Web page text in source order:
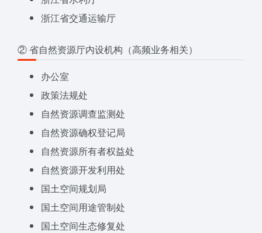
浙江省交通运输厅
② 省自然资源厅内设机构（高频业务相关）
办公室
政策法规处
自然资源调查监测处
自然资源确权登记局
自然资源所有者权益处
自然资源开发利用处
国土空间规划局
国土空间用途管制处
国土空间生态修复处